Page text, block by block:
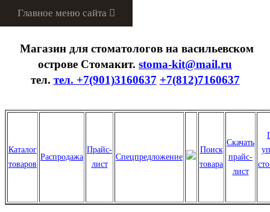
Магазин для стоматологов на васильевском
острове Стомакит. stoma-kit@mail.ru
тел. тел. +7(901)3160637 +7(812)7160637
Каталог
товаров
Распродажа
Прайс-
лист
Спецпредложение
Поиск
товара
Скачать
прайс-
лист